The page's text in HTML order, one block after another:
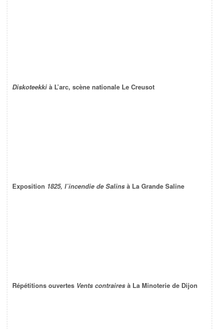
Diskoteekki à L’arc, scène nationale Le Creusot
Exposition 1825, l’incendie de Salins à La Grande Saline
Répétitions ouvertes Vents contraires à La Minoterie de Dijon